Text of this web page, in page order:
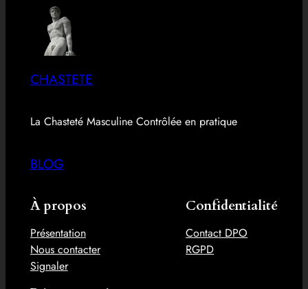
CHASTETE
La Chasteté Masculine Contrôlée en pratique
BLOG
À propos
Présentation
Nous contacter
Signaler
Confidentialité
Contact DPO
RGPD